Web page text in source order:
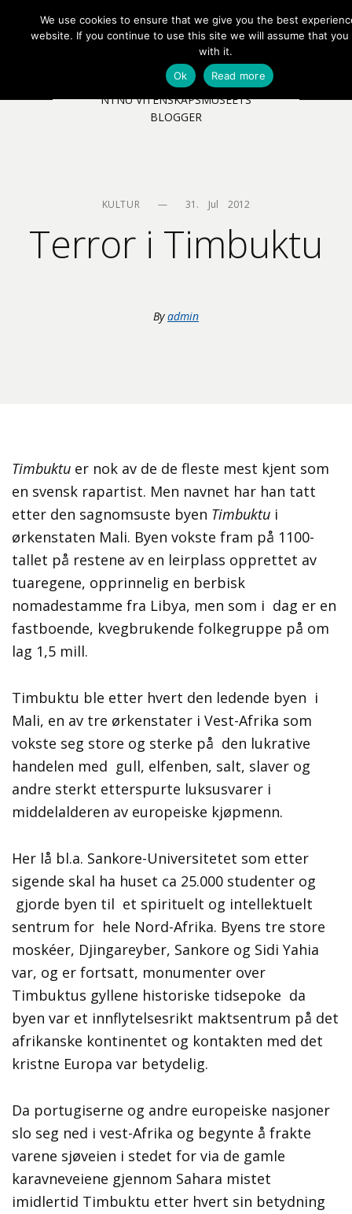
MENY EN NB
NTNU VITENSKAPSMUSEETS
BLOGGER
KULTUR — 31.    Jul    2012
Terror i Timbuktu
By admin
Timbuktu er nok av de de fleste mest kjent som
en svensk rapartist. Men navnet har han tatt
etter den sagnomsuste byen Timbuktu i
ørkenstaten Mali. Byen vokste fram på 1100-
tallet på restene av en leirplass opprettet av
tuaregene, opprinnelig en berbisk
nomadestamme fra Libya, men som i dag er en
fastboende, kvegbrukende folkegruppe på om
lag 1,5 mill.
Timbuktu ble etter hvert den ledende byen i
Mali, en av tre ørkenstater i Vest-Afrika som
vokste seg store og sterke på den lukrative
handelen med gull, elfenben, salt, slaver og
andre sterkt etterspurte luksusvarer i
middelalderen av europeiske kjøpmenn.
Her lå bl.a. Sankore-Universitetet som etter
sigende skal ha huset ca 25.000 studenter og
gjorde byen til et spirituelt og intellektuelt
sentrum for hele Nord-Afrika. Byens tre store
moskéer, Djingareyber, Sankore og Sidi Yahia
var, og er fortsatt, monumenter over
Timbuktus gyllene historiske tidsepoke da
byen var et innflytelsesrikt maktsentrum på det
afrikanske kontinentet og kontakten med det
kristne Europa var betydelig.
Da portugiserne og andre europeiske nasjoner
slo seg ned i vest-Afrika og begynte å frakte
varene sjøveien i stedet for via de gamle
karavneveiene gjennom Sahara mistet
imidlertid Timbuktu etter hvert sin betydning
We use cookies to ensure that we give you the best
website. If you continue to use this site we will assume that you
with it.
Ok
Read more